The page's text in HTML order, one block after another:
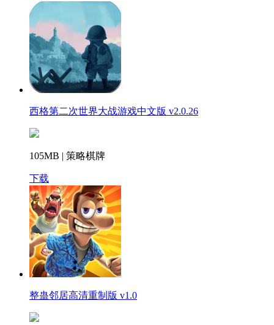
西格第二次世界大战游戏中文版 v2.0.26
105MB | 策略棋牌
下载
整蛊邻居高清重制版 v1.0